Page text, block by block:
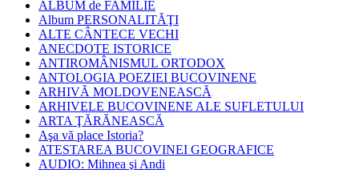
ALBUM de FAMILIE
Album PERSONALITĂŢI
ALTE CÂNTECE VECHI
ANECDOTE ISTORICE
ANTIROMÂNISMUL ORTODOX
ANTOLOGIA POEZIEI BUCOVINENE
ARHIVĂ MOLDOVENEASCĂ
ARHIVELE BUCOVINENE ALE SUFLETULUI
ARTA ŢĂRĂNEASCĂ
Aşa vă place Istoria?
ATESTAREA BUCOVINEI GEOGRAFICE
AUDIO: Mihnea şi Andi